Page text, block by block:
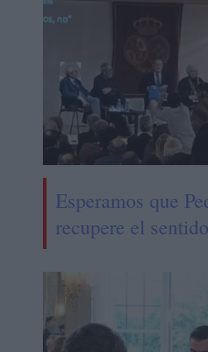
Esperamos que
recupere el